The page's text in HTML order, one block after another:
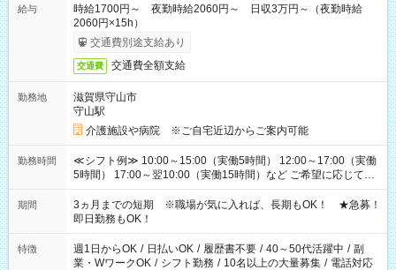
給与
時給1700円～ 夜勤時給2060円～ 日収3万円～（夜勤時給
2060円×15h）
交通費別途支給あり
交通費 交通費全額支給
勤務地
滋賀県守山市
守山駅
介護施設や病院 ※ご自宅近辺からご案内可能
勤務時間
≪シフト例≫ 10:00～15:00（実働5時間） 12:00～17:00（実働
5時間） 17:00～翌10:00（実働15時間）など ご希望に応じて、
働く時間は調整できます！ お気軽に担当へ相談ください！
期間
3ヵ月までの短期 ※職場が気に入れば、長期もOK！ ★急募！
即日勤務もOK！
特徴 週1日からOK / 日払いOK / 履歴書不要 / 40～50代活躍中 / 副
業・WワークOK / シフト勤務 / 10名以上の大量募集 / 電話対応